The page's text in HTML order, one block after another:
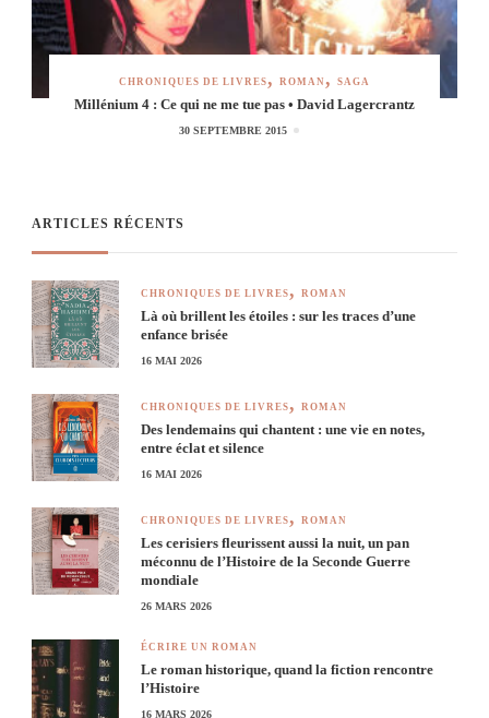
CHRONIQUES DE LIVRES ROMAN SAGA
Millénium 4 : Ce qui ne me tue pas • David Lagercrantz
30 SEPTEMBRE 2015
ARTICLES RÉCENTS
CHRONIQUES DE LIVRES ROMAN
Là où brillent les étoiles : sur les traces d’une
enfance brisée
16 MAI 2026
CHRONIQUES DE LIVRES ROMAN
Des lendemains qui chantent : une vie en notes,
entre éclat et silence
16 MAI 2026
CHRONIQUES DE LIVRES ROMAN
Les cerisiers fleurissent aussi la nuit, un pan
méconnu de l’Histoire de la Seconde Guerre
mondiale
26 MARS 2026
ÉCRIRE UN ROMAN
Le roman historique, quand la fiction rencontre
l’Histoire
16 MARS 2026